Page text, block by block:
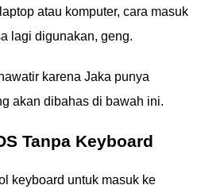
atau komputer, cara masuk
lagi digunakan, geng.
karena Jaka punya
akan dibahas di bawah ini.
Tanpa Keyboard
keyboard untuk masuk ke